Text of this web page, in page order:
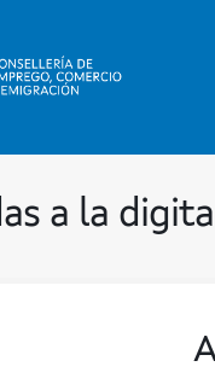
a la